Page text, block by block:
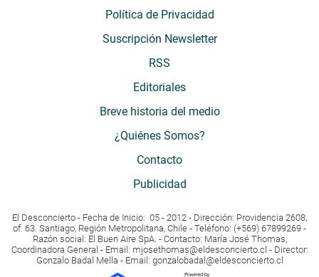
Política de Privacidad
Suscripción Newsletter
RSS
Editoriales
Breve historia del medio
¿Quiénes Somos?
Contacto
Publicidad
El Desconcierto - Fecha de Inicio: 05 - 2012 - Dirección: Providencia 2608,
of. 63. Santiago, Región Metropolitana, Chile - Teléfono: (+569) 67899269 -
Razón social: El Buen Aire SpA. - Contacto: María José Thomas,
Coordinadora General - Email: mjosethomas@eldesconcierto.cl - Director:
Gonzalo Badal Mella - Email: gonzalobadal@eldesconcierto.cl